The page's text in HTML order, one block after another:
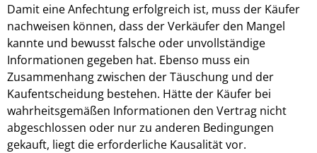
Damit eine Anfechtung erfolgreich ist, muss der Käufer
nachweisen können, dass der Verkäufer den Mangel
kannte und bewusst falsche oder unvollständige
Informationen gegeben hat. Ebenso muss ein
Zusammenhang zwischen der Täuschung und der
Kaufentscheidung bestehen. Hätte der Käufer bei
wahrheitsgemäßen Informationen den Vertrag nicht
abgeschlossen oder nur zu anderen Bedingungen
gekauft, liegt die erforderliche Kausalität vor.